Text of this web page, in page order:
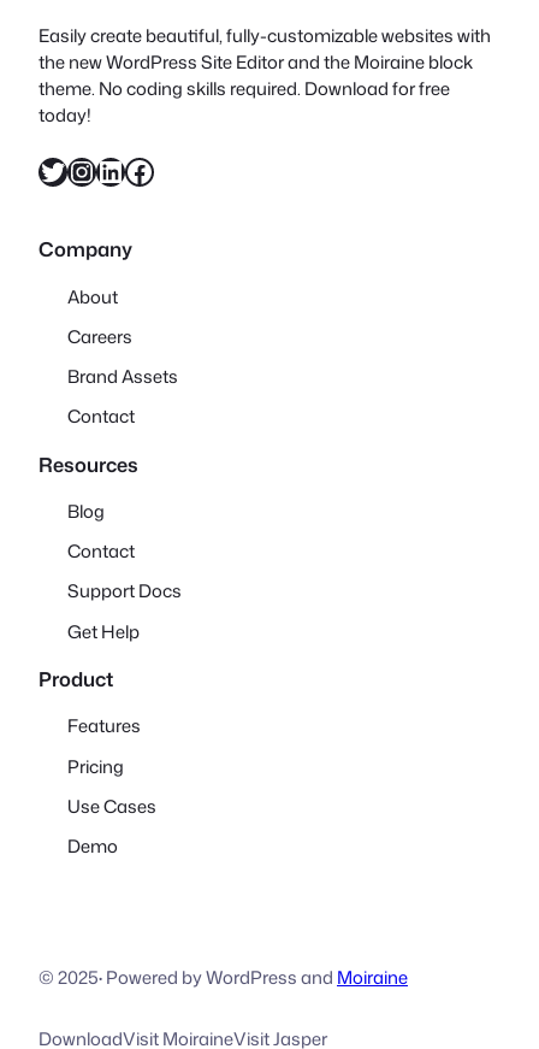
Easily create beautiful, fully-customizable websites with
the new WordPress Site Editor and the Moiraine block
theme. No coding skills required. Download for free
today!
X InstagramLinkedIn Facebook
Company
About
Careers
Brand Assets
Contact
Resources
Blog
Contact
Support Docs
Get Help
Product
Features
Pricing
Use Cases
Demo
© 2025·Powered by WordPress and Moiraine
DownloadVisit MoiraineVisit Jasper